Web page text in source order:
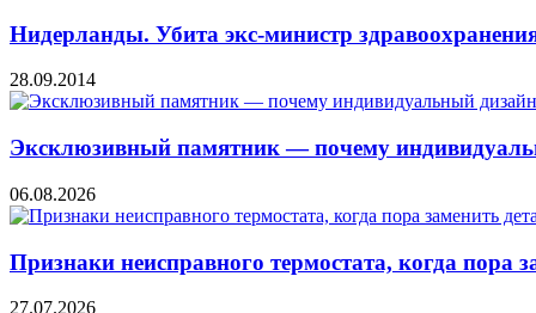
Нидерланды. Убита экс-министр
28.09.2014
Эксклюзивный памятник — почему
06.08.2026
Признаки неисправного термостата, когда пора
27.07.2026